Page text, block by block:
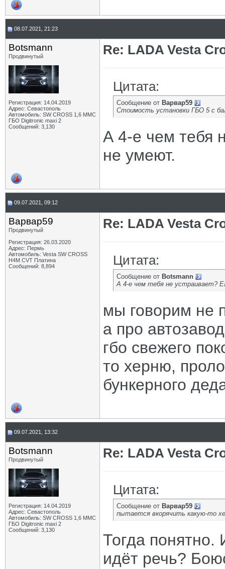
08.07.2021, 21:23
Botsmann
Продвинутый
Регистрация: 14.04.2019
Адрес: Севастополь
Автомобиль: SW CROSS 1,6 ММС
ГБО Digitronic maxi 2
Сообщений: 3,130
Re: LADA Vesta
Цитата:
Сообщение от Варвар59
Стоимость установки ГБО 5 с
А 4-е чем тебя
не умеют.
09.07.2021, 09:12
Варвар59
Продвинутый
Регистрация: 26.03.2020
Адрес: Пермь
Автомобиль: Vesta SW CROSS
H4M CVT Платина
Сообщений: 8,894
Re: LADA Vesta
Цитата:
Сообщение от Botsmann
А 4-е чем тебя не устраивает?
мы говорим не
а про
гбо свежего
то херню,
бункерного
09.07.2021, 13:32
Botsmann
Продвинутый
Регистрация: 14.04.2019
Адрес: Севастополь
Автомобиль: SW CROSS 1,6 ММС
ГБО Digitronic maxi 2
Сообщений: 3,130
Re: LADA Vesta
Цитата:
Сообщение от Варвар59
пытается вкорячить какую-то
Тогда понятно.
идёт речь?